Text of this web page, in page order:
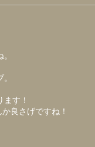
す！
良さげですね！